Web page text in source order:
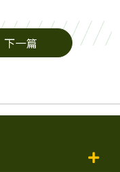
下一篇